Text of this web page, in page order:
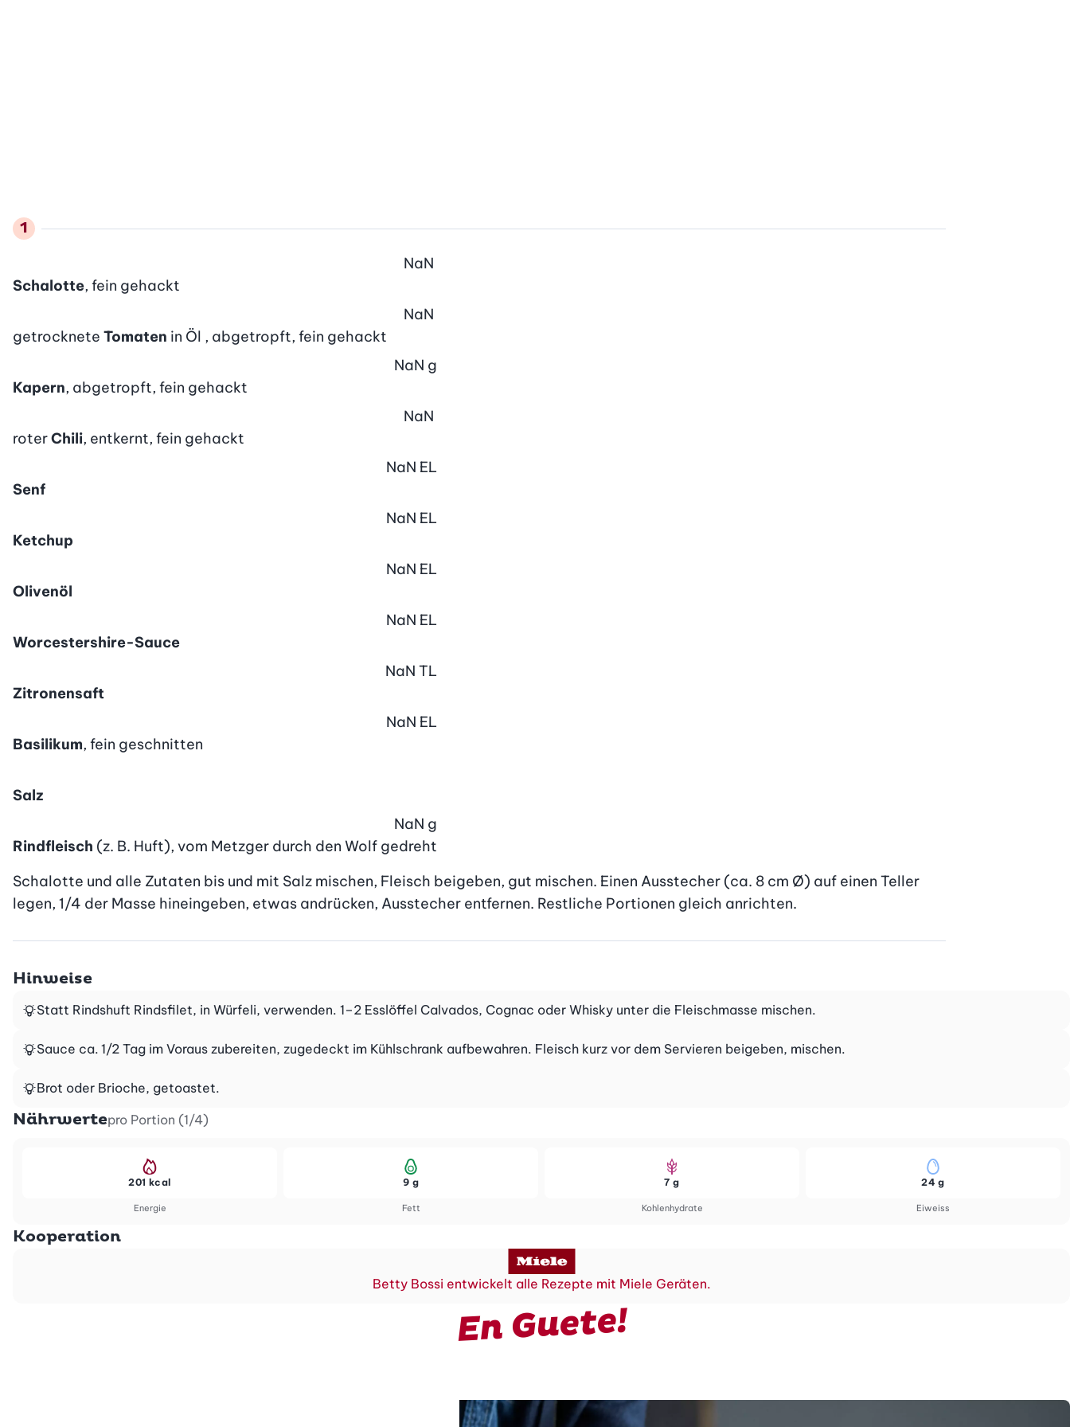
Schalotte, fein gehackt
NaN
getrocknete Tomaten in Öl , abgetropft, fein gehackt
NaN
Kapern, abgetropft, fein gehackt
NaN g
roterChili, entkernt, fein gehackt
NaN
Senf
NaN EL
Ketchup
NaN EL
Olivenöl
NaN EL
Worcestershire-Sauce
NaN EL
Zitronensaft
NaN TL
Basilikum, fein geschnitten
NaN EL
Salz
Rindfleisch (z. B. Huft), vom Metzger durch den Wolf gedreht
NaN g
Schalotte und alle Zutaten bis und mit Salz mischen, Fleisch beigeben, gut mischen. Einen Ausstecher (ca. 8 cm Ø) auf einen Teller
legen, 1/4 der Masse hineingeben, etwas andrücken, Ausstecher entfernen. Restliche Portionen gleich anrichten.
Hinweise
Statt Rindshuft Rindsfilet, in Würfeli, verwenden. 1–2 Esslöffel Calvados, Cognac oder Whisky unter die Fleischmasse mischen.
Sauce ca. 1/2 Tag im Voraus zubereiten, zugedeckt im Kühlschrank aufbewahren. Fleisch kurz vor dem Servieren beigeben, mischen.
Brot oder Brioche, getoastet.
Nährwertepro Portion (1/4)
Energie
201 kcal
Fett
9 g
Kohlenhydrate
7 g
Eiweiss
24 g
Kooperation
Betty Bossi entwickelt alle Rezepte mit Miele Geräten.
En Guete!